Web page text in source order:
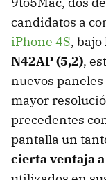
candidatos a
iPhone 4S, bajo
N42AP (5,2),
nuevos
mayor
precedentes
pantalla un
cierta ventaja